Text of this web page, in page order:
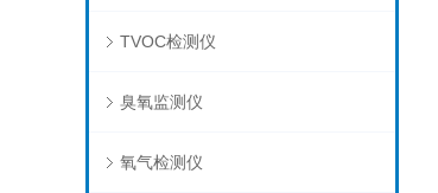
TVOC检测仪
臭氧监测仪
氧气检测仪